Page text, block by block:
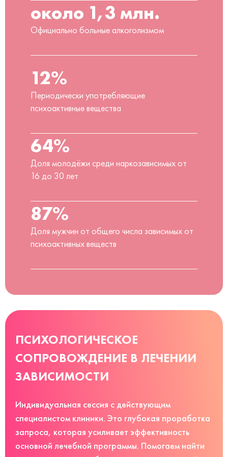
около 1,3 млн.
Официально больные алкоголизмом
12%
Периодически употребляющие
психоактивные вещества
64%
Доля молодёжи среди наркозависимых от
16 до 30 лет
87%
Доля мужчин от общего числа зависимых от
психоактивных веществ
ПСИХОЛОГИЧЕСКОЕ
СОПРОВОЖДЕНИЕ В ЛЕЧЕНИИ
ЗАВИСИМОСТИ
Индивидуальная сессия с действующим
специалистом клиники. Это глубокая проработка
запроса, которая усиливает эффективность
основной лечебной программы. Помогаем найти